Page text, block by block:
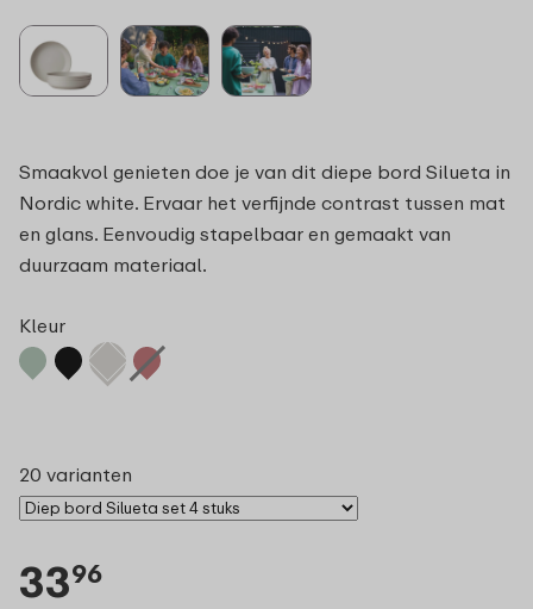
Smaakvol genieten doe je van dit diepe bord Silueta in
Nordic white. Ervaar het verfijnde contrast tussen mat
en glans. Eenvoudig stapelbaar en gemaakt van
duurzaam materiaal.
Kleur
20 varianten
3396